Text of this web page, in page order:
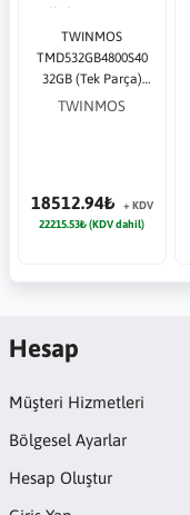
TWINMOS
TMD532GB4800S40
32GB (Tek Parça)
DDR5 4800Mhz
TWINMOS
18512.94₺
+ KDV
22215.53₺ (KDV dahil)
Hesap
Müşteri Hizmetleri
Bölgesel Ayarlar
Hesap Oluştur